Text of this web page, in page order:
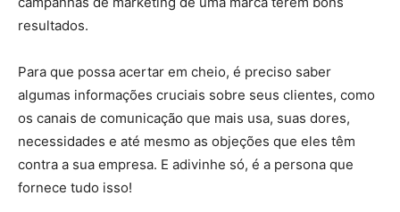
resultados.
Para que possa acertar em cheio, é preciso saber
algumas informações cruciais sobre seus clientes, como
os canais de comunicação que mais usa, suas dores,
necessidades e até mesmo as objeções que eles têm
contra a sua empresa. E adivinhe só, é a persona que
fornece tudo isso!